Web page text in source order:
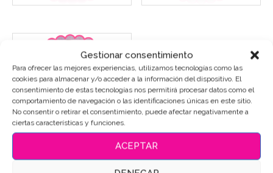
Gestionar consentimiento
Para ofrecer las mejores experiencias, utilizamos tecnologías como las
cookies para almacenar y/o acceder a la información del dispositivo. El
consentimiento de estas tecnologías nos permitirá procesar datos como el
comportamiento de navegación o las identificaciones únicas en este sitio.
No consentir o retirar el consentimiento, puede afectar negativamente a
ciertas características y funciones.
ACEPTAR